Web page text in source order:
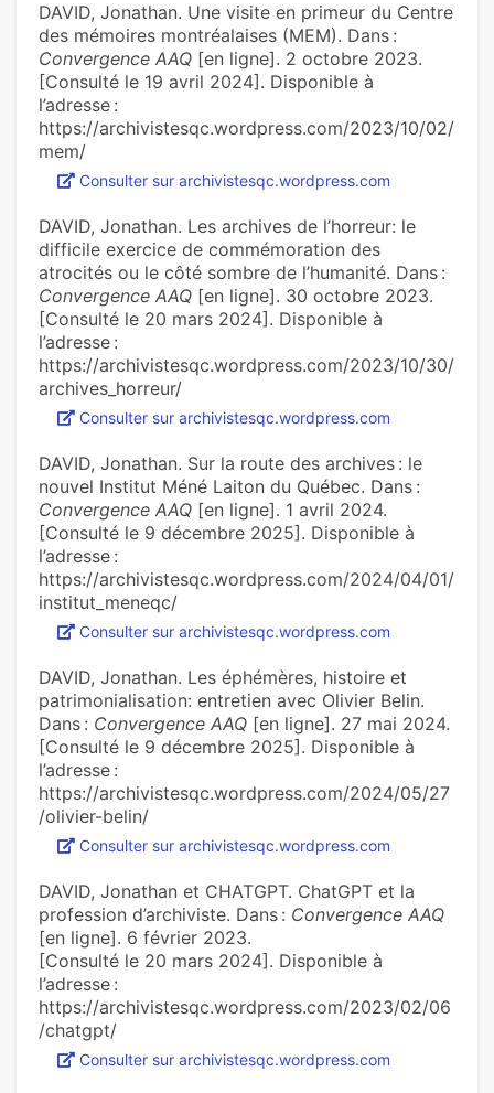
DAVID, Jonathan. Une visite en primeur du Centre
des mémoires montréalaises (MEM). Dans :
Convergence AAQ [en ligne]. 2 octobre 2023.
[Consulté le 19 avril 2024]. Disponible à
l’adresse :
https://archivistesqc.wordpress.com/2023/10/02/
mem/
Consulter sur archivistesqc.wordpress.com
DAVID, Jonathan. Les archives de l’horreur: le
difficile exercice de commémoration des
atrocités ou le côté sombre de l’humanité. Dans :
Convergence AAQ [en ligne]. 30 octobre 2023.
[Consulté le 20 mars 2024]. Disponible à
l’adresse :
https://archivistesqc.wordpress.com/2023/10/30/
archives_horreur/
Consulter sur archivistesqc.wordpress.com
DAVID, Jonathan. Sur la route des archives : le
nouvel Institut Méné Laiton du Québec. Dans :
Convergence AAQ [en ligne]. 1 avril 2024.
[Consulté le 9 décembre 2025]. Disponible à
l’adresse :
https://archivistesqc.wordpress.com/2024/04/01/
institut_meneqc/
Consulter sur archivistesqc.wordpress.com
DAVID, Jonathan. Les éphémères, histoire et
patrimonialisation: entretien avec Olivier Belin.
Dans : Convergence AAQ [en ligne]. 27 mai 2024.
[Consulté le 9 décembre 2025]. Disponible à
l’adresse :
https://archivistesqc.wordpress.com/2024/05/27
/olivier-belin/
Consulter sur archivistesqc.wordpress.com
DAVID, Jonathan et CHATGPT. ChatGPT et la
profession d’archiviste. Dans : Convergence AAQ
[en ligne]. 6 février 2023.
[Consulté le 20 mars 2024]. Disponible à
l’adresse :
https://archivistesqc.wordpress.com/2023/02/06
/chatgpt/
Consulter sur archivistesqc.wordpress.com